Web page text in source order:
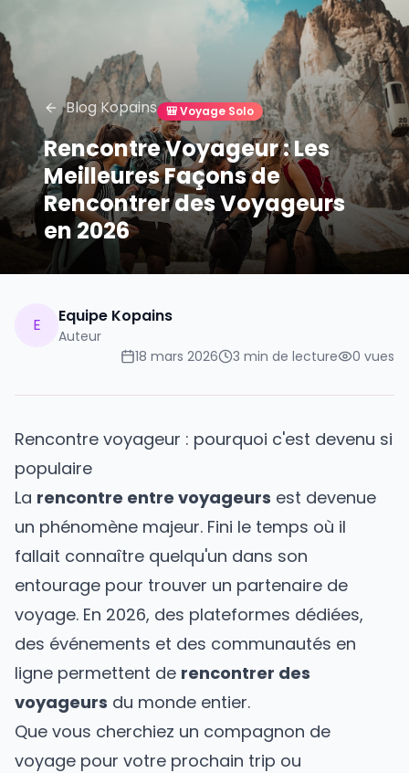
Blog Kopains 🎒Voyage Solo
Rencontre Voyageur : Les
Meilleures Façons de
Rencontrer des Voyageurs
en 2026
E Equipe Kopains
Auteur
18 mars 2026
3 min de lecture 0 vues
Rencontre voyageur : pourquoi c'est devenu si
populaire
La rencontre entre voyageurs est devenue
un phénomène majeur. Fini le temps où il
fallait connaître quelqu'un dans son
entourage pour trouver un partenaire de
voyage. En 2026, des plateformes dédiées,
des événements et des communautés en
ligne permettent de rencontrer des
voyageurs du monde entier.
Que vous cherchiez un compagnon de
voyage pour votre prochain trip ou